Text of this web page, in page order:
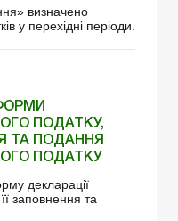
визначено
у перехідні періоди.
ПОДАТКУ,
ТА ПОДАННЯ
ПОДАТКУ
декларації
заповнення та